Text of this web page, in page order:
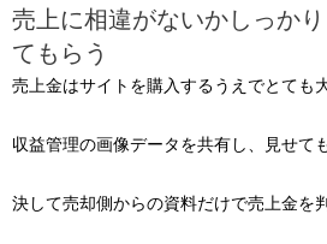
売上に相違がないかしっか
てもらう
売上金はサイトを購入するうえでとても
収益管理の画像データを共有し、見せて
決して売却側からの資料だけで売上金を